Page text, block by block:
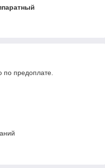
по предоплате.